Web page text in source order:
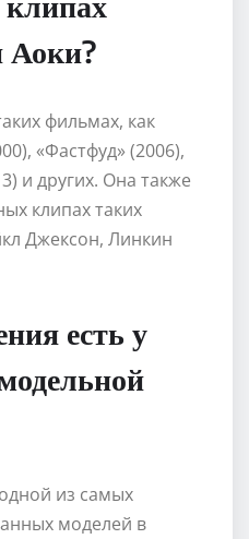
Аоки?
фильмах, как
«Фастфуд» (2006),
и других. Она также
клипах таких
Джексон, Линкин
есть у
из самых
моделей в